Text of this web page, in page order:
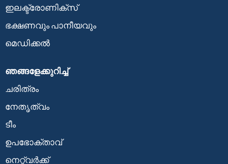
ഇലക്ട്രോണിക്സ്
ഭക്ഷണവും പാനീയവും
മെഡിക്കൽ
ഞങ്ങളേക്കുറിച്ച്
ചരിത്രം
നേതൃത്വം
ടീം
ഉപഭോക്താവ്
നെറ്റ്വർക്ക്